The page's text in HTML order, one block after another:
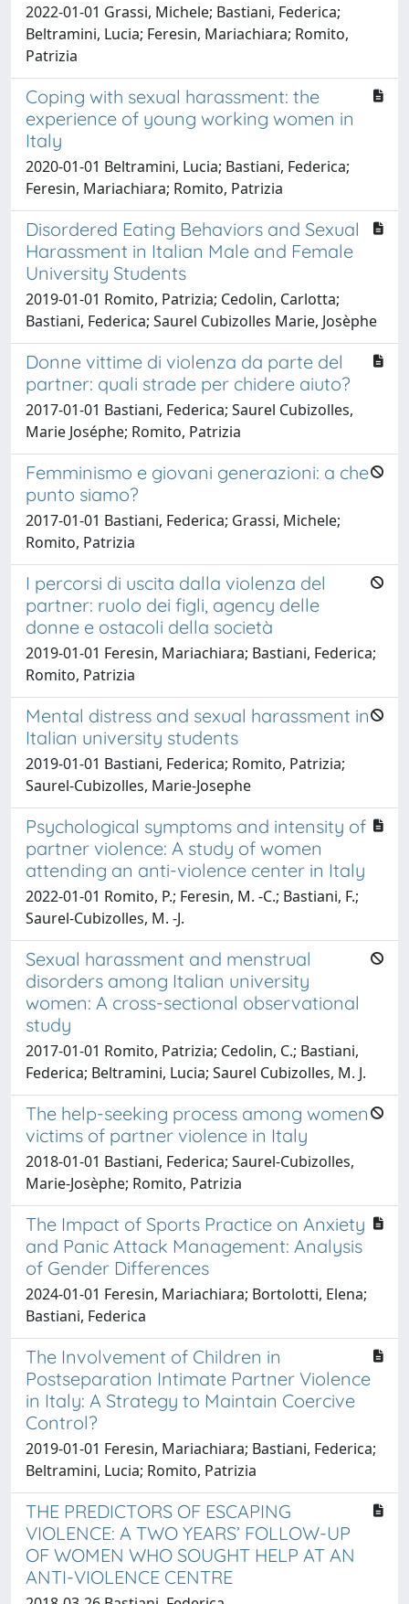
2022-01-01 Grassi, Michele; Bastiani, Federica;
Beltramini, Lucia; Feresin, Mariachiara; Romito,
Patrizia
Coping with sexual harassment: the
experience of young working women in
Italy
2020-01-01 Beltramini, Lucia; Bastiani, Federica;
Feresin, Mariachiara; Romito, Patrizia
Disordered Eating Behaviors and Sexual
Harassment in Italian Male and Female
University Students
2019-01-01 Romito, Patrizia; Cedolin, Carlotta;
Bastiani, Federica; Saurel Cubizolles Marie, Josèphe
Donne vittime di violenza da parte del
partner: quali strade per chidere aiuto?
2017-01-01 Bastiani, Federica; Saurel Cubizolles,
Marie Joséphe; Romito, Patrizia
Femminismo e giovani generazioni: a che
punto siamo?
2017-01-01 Bastiani, Federica; Grassi, Michele;
Romito, Patrizia
I percorsi di uscita dalla violenza del
partner: ruolo dei figli, agency delle
donne e ostacoli della società
2019-01-01 Feresin, Mariachiara; Bastiani, Federica;
Romito, Patrizia
Mental distress and sexual harassment in
Italian university students
2019-01-01 Bastiani, Federica; Romito, Patrizia;
Saurel-Cubizolles, Marie-Josephe
Psychological symptoms and intensity of
partner violence: A study of women
attending an anti-violence center in Italy
2022-01-01 Romito, P.; Feresin, M. -C.; Bastiani, F.;
Saurel-Cubizolles, M. -J.
Sexual harassment and menstrual
disorders among Italian university
women: A cross-sectional observational
study
2017-01-01 Romito, Patrizia; Cedolin, C.; Bastiani,
Federica; Beltramini, Lucia; Saurel Cubizolles, M. J.
The help-seeking process among women
victims of partner violence in Italy
2018-01-01 Bastiani, Federica; Saurel-Cubizolles,
Marie-Josèphe; Romito, Patrizia
The Impact of Sports Practice on Anxiety
and Panic Attack Management: Analysis
of Gender Differences
2024-01-01 Feresin, Mariachiara; Bortolotti, Elena;
Bastiani, Federica
The Involvement of Children in
Postseparation Intimate Partner Violence
in Italy: A Strategy to Maintain Coercive
Control?
2019-01-01 Feresin, Mariachiara; Bastiani, Federica;
Beltramini, Lucia; Romito, Patrizia
THE PREDICTORS OF ESCAPING
VIOLENCE: A TWO YEARS’ FOLLOW-UP
OF WOMEN WHO SOUGHT HELP AT AN
ANTI-VIOLENCE CENTRE